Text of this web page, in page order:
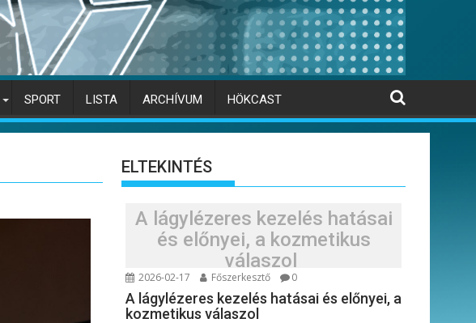
SPORT LISTA ARCHÍVUM HÖKCAST
ELTEKINTÉS
A lágylézeres kezelés hatásai
és előnyei, a kozmetikus
válaszol
2026-02-17 Főszerkesztő 0
A lágylézeres kezelés hatásai és előnyei, a
kozmetikus válaszol